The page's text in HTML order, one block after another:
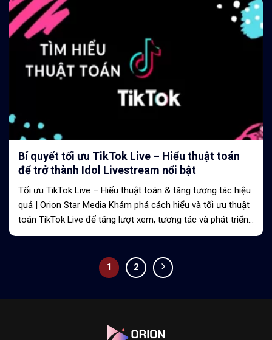
Bí quyết tối ưu TikTok Live – Hiểu thuật toán
để trở thành Idol Livestream nổi bật
Tối ưu TikTok Live – Hiểu thuật toán & tăng tương tác hiệu
quả | Orion Star Media Khám phá cách hiểu và tối ưu thuật
toán TikTok Live để tăng lượt xem, tương tác và phát triển
thương hiệu...
1 2